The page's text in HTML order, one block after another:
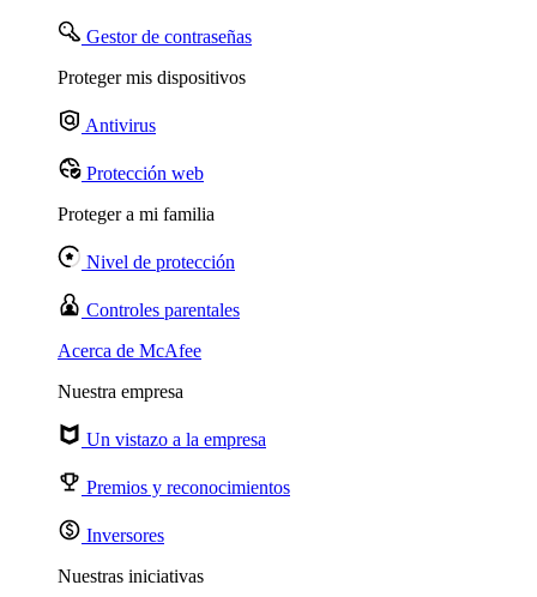
Gestor de contraseñas
Proteger mis dispositivos
Antivirus
Protección web
Proteger a mi familia
Nivel de protección
Controles parentales
Acerca de McAfee
Nuestra empresa
Un vistazo a la empresa
Premios y reconocimientos
Inversores
Nuestras iniciativas